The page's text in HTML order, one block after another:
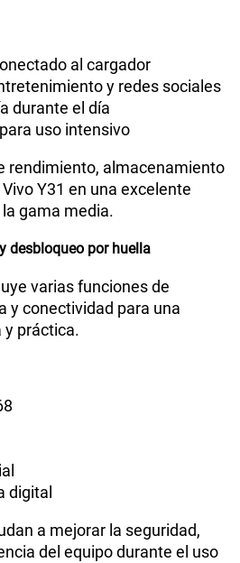
al cargador
y redes sociales
durante el día
uso intensivo
rendimiento, almacenamiento
Y31 en una excelente
gama media.
desbloqueo por huella
varias funciones de
y conectividad para una
y práctica.
digital
a mejorar la seguridad,
del equipo durante el uso